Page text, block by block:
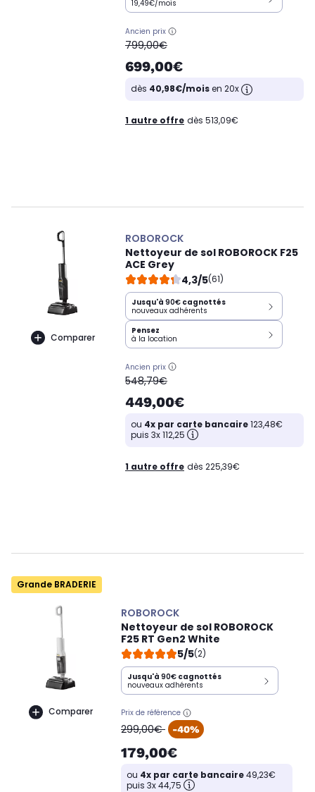
19,49€/mois
Ancien prix
oldPrice
799,00€
699,00€
dès 40,98€/moisen 20x
1 autre offre dès 513,09€
Comparer
ROBOROCK
Nettoyeur de sol ROBOROCK F25
ACE Grey
4,3/5(61)
Jusqu'à 90€ cagnottés
nouveaux adhérents
Pensez
à la location
Ancien prix
oldPrice
548,79€
449,00€
ou 4x par carte bancaire123,48€
puis 3x 112,25
1 autre offre dès 225,39€
Grande BRADERIE
Comparer
ROBOROCK
Nettoyeur de sol ROBOROCK
F25 RT Gen2 White
5/5(2)
Jusqu'à 90€ cagnottés
nouveaux adhérents
Prix de référence
oldPrice
299,00€ -40%
179,00€
ou 4x par carte bancaire49,23€
puis 3x 44,75